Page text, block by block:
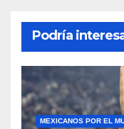
Podría
MEXICANOS POR EL